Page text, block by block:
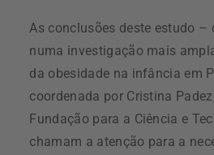
As conclusões deste estudo –
numa investigação mais
da obesidade na infância em
coordenada por Cristina
Fundação para a Ciência e
chamam a atenção para a